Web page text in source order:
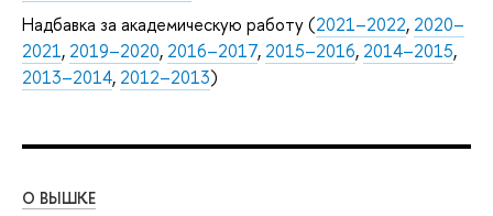
Надбавка за академическую работу (2021–2022, 2020–
2021, 2019–2020, 2016–2017, 2015–2016, 2014–2015,
2013–2014, 2012–2013)
О ВЫШКЕ